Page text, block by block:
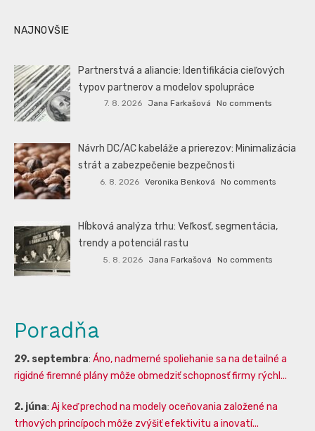
NAJNOVŠIE
Partnerstvá a aliancie: Identifikácia cieľových
typov partnerov a modelov spolupráce
7. 8. 2026 Jana Farkašová No comments
Návrh DC/AC kabeláže a prierezov: Minimalizácia
strát a zabezpečenie bezpečnosti
6. 8. 2026 Veronika Benková No comments
Hĺbková analýza trhu: Veľkosť, segmentácia,
trendy a potenciál rastu
5. 8. 2026 Jana Farkašová No comments
Poradňa
29. septembra: Áno, nadmerné spoliehanie sa na detailné a
rigidné firemné plány môže obmedziť schopnosť firmy rýchl...
2. júna: Aj keď prechod na modely oceňovania založené na
trhových princípoch môže zvýšiť efektivitu a inovatí...